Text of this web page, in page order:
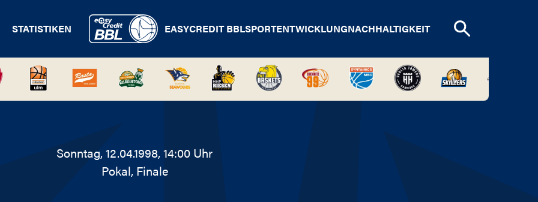
STATISTIKEN EASYCREDIT BBLSPORTENTWICKLUNGNACHHALTIGKEIT
Sonntag, 12.04.1998, 14:00 Uhr
Pokal, Finale